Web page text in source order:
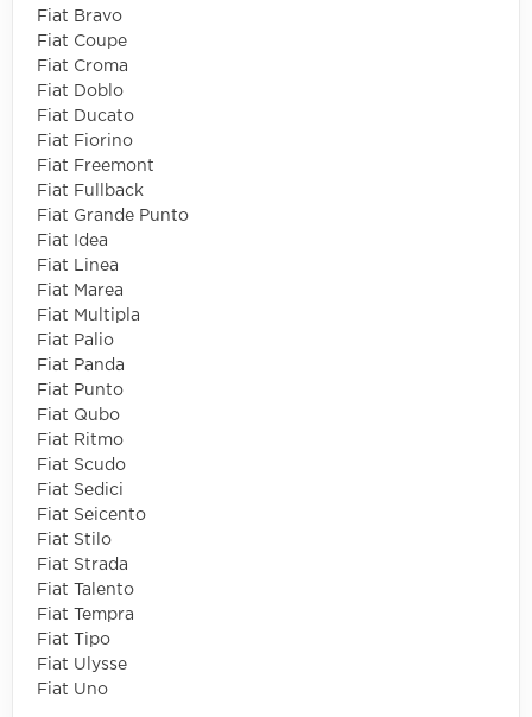
Fiat Bravo
Fiat Coupe
Fiat Croma
Fiat Doblo
Fiat Ducato
Fiat Fiorino
Fiat Freemont
Fiat Fullback
Fiat Grande Punto
Fiat Idea
Fiat Linea
Fiat Marea
Fiat Multipla
Fiat Palio
Fiat Panda
Fiat Punto
Fiat Qubo
Fiat Ritmo
Fiat Scudo
Fiat Sedici
Fiat Seicento
Fiat Stilo
Fiat Strada
Fiat Talento
Fiat Tempra
Fiat Tipo
Fiat Ulysse
Fiat Uno